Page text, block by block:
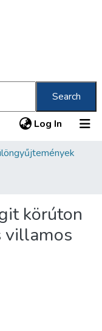
Search
Log In (current)
körúton
villamos